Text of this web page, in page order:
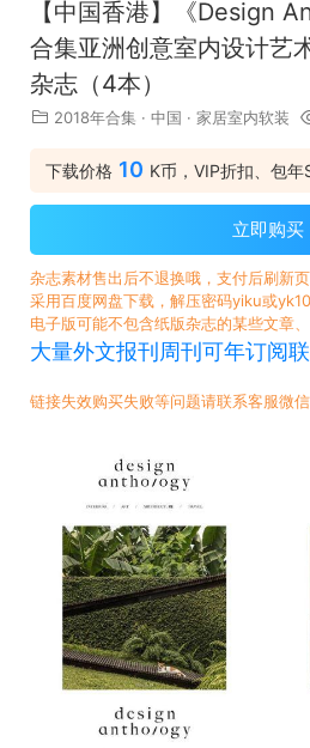
【中国香港】《Design
合集亚洲创意室内设计艺
杂志（4本）
2018年合集 · 中国 · 家居室内软装
下载价格 10 K币，VIP折扣、包年
立即购买
杂志素材售出后不退换哦，支付后刷新
采用百度网盘下载，解压密码yiku或
电子版可能不包含纸版杂志的某些文章
大量外文报刊周刊可年订阅
链接失效购买失败等问题请联系客服微